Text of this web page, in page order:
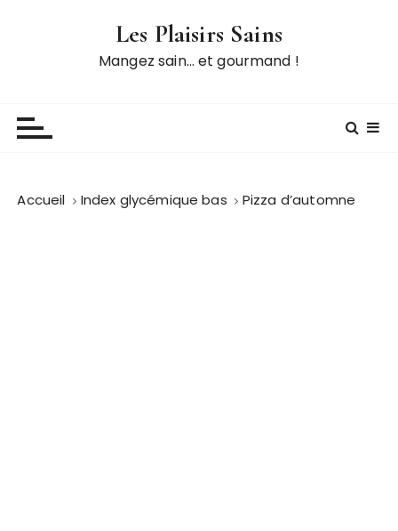
Les Plaisirs Sains
Mangez sain… et gourmand !
Accueil Index glycémique bas Pizza d’automne